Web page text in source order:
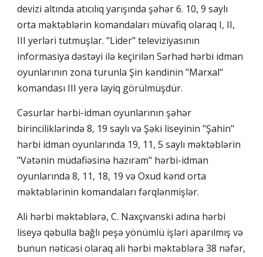
devizi altında atıcılıq yarışında şəhər 6. 10, 9 saylı
orta məktəblərin komandaları müvafiq olaraq I, II,
III yerləri tutmuşlar. "Lider" televiziyasının
informasiya dəstəyi ilə keçirilən Sərhəd hərbi idman
oyunlarının zona turunla Şin kəndinin "Marxal"
komandası III yerə layiq görülmüşdür.
Cəsurlar hərbi-idman oyunlarının şəhər
birinciliklərində 8, 19 saylı və Şəki liseyinin "Şahin"
hərbi idman oyunlarında 19, 11, 5 saylı məktəblərin
"Vətənin müdafiəsinə hazıram" hərbi-idman
oyunlarında 8, 11, 18, 19 və Oxud kənd orta
məktəblərinin komandaları fərqlənmişlər.
Ali hərbi məktəblərə, C. Naxçıvanski adına hərbi
liseyə qəbulla bağlı peşə yönümlü işləri aparılmış və
bunun nəticəsi olaraq ali hərbi məktəblərə 38 nəfər,